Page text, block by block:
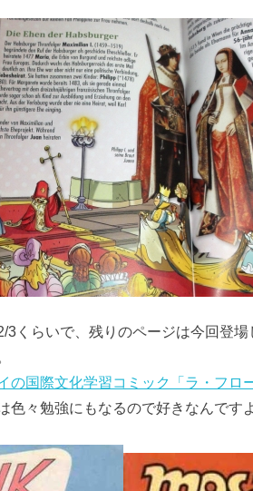
3くらいで、残りのページは今回登
の国際文化学習コミック「ラ・フロ
色々勉強にもなるので好きなんです